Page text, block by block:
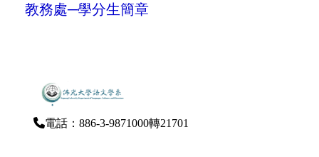
教務處─學分生簡章
電話：886-3-9871000轉21701